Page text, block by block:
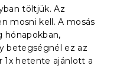
töltjük. Az
mosni kell. A mosás
hónapokban,
betegségnél ez az
1x hetente ajánlott a